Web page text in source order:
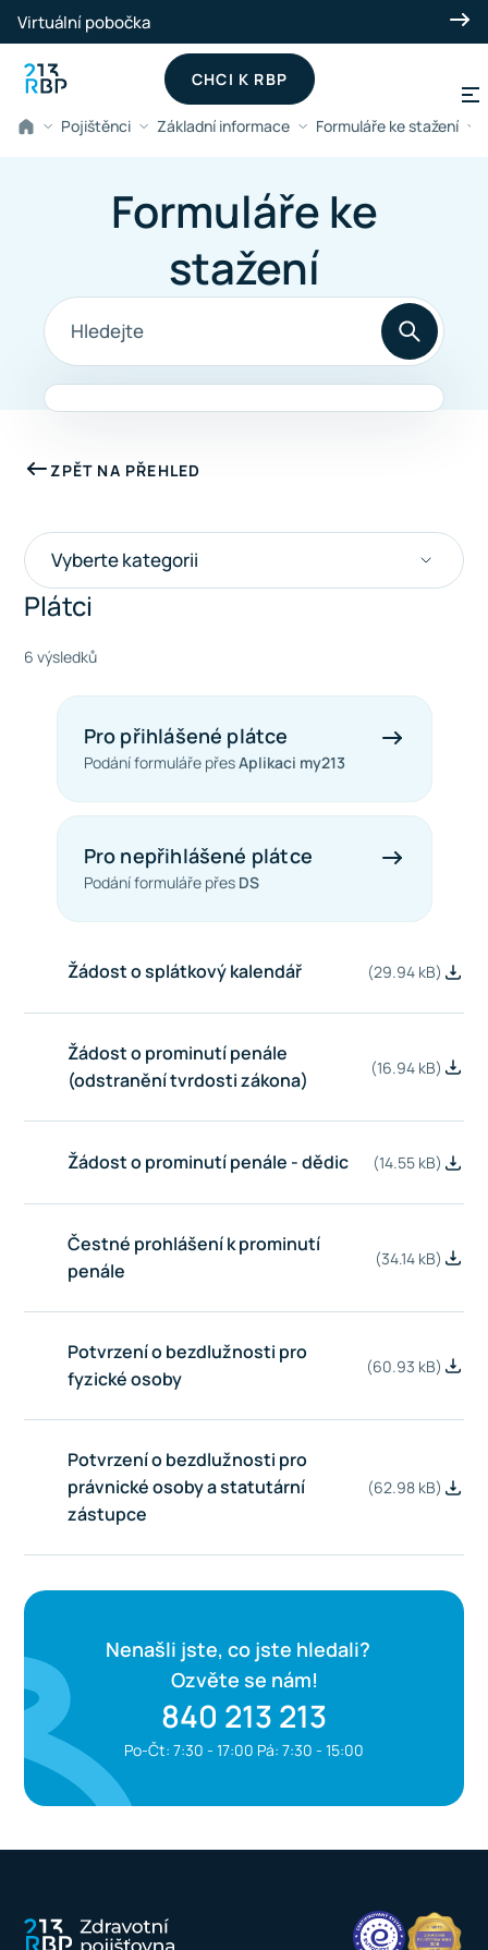
Přeskočit na hlavní obsah
Virtuální pobočka
CHCI K RBP
Pojištěnci Základní informace Formuláře ke stažení
Formuláře ke
stažení
ZPĚT NA PŘEHLED
Vyberte kategorii
Plátci
6 výsledků
Pro přihlášené plátce
Podání formuláře přesAplikaci my213
Pro nepřihlášené plátce
Podání formuláře přes DS
Žádost o splátkový kalendář (29.94 kB)
Žádost o prominutí penále
(odstranění tvrdosti zákona)
(16.94 kB)
Žádost o prominutí penále - dědic (14.55 kB)
Čestné prohlášení k prominutí
penále
(34.14 kB)
Potvrzení o bezdlužnosti pro
fyzické osoby
(60.93 kB)
Potvrzení o bezdlužnosti pro
právnické osoby a statutární
zástupce
(62.98 kB)
Nenašli jste, co jste hledali?
Ozvěte se nám!
840 213 213
Po-Čt: 7:30 - 17:00 Pá: 7:30 - 15:00